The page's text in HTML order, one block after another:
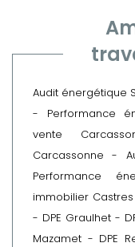
Audit énergétique
- Performance
vente
Carcassonne -
Performance
immobilier Castres
- DPE Graulhet-
Mazamet - DPE